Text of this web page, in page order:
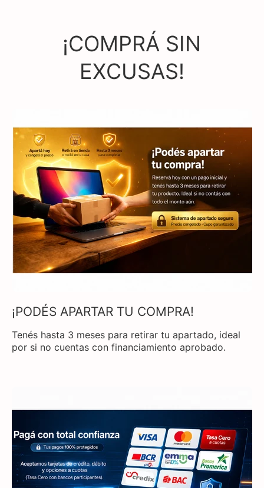
¡COMPRÁ SIN
EXCUSAS!
¡PODÉS APARTAR TU COMPRA!
Tenés hasta 3 meses para retirar tu apartado, ideal
por si no cuentas con financiamiento aprobado.